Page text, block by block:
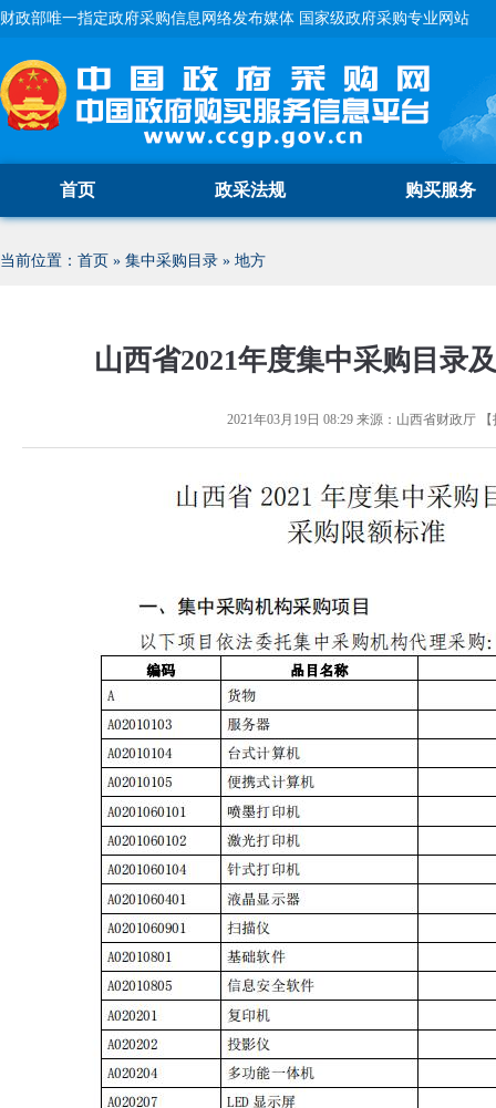
财政部唯一指定政府采购信息网络发布媒体 国家级政府采购专业网站
首页 政采法规 购买服务
当前位置： 首页 » 集中采购目录 » 地方
山西省2021年度集中采购目录
2021年03月19日 08:29来源： 山西省财政厅【